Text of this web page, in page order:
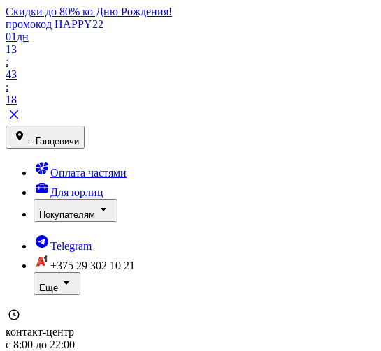
Скидки до 80% ко Дню Рождения!
промокод HAPPY22
01 дн
13
:
43
:
18
г. Ганцевичи
Оплата частями
Для юрлиц
Покупателям
Telegram
+375 29 302 10 21
Еще
контакт-центр
с 8:00 до 22:00